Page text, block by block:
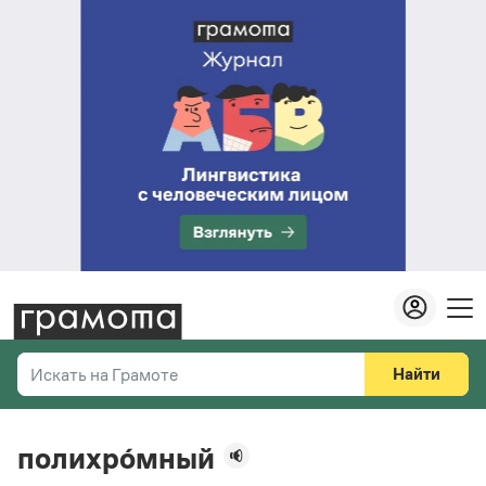
Искать на Грамоте
Справочная служба
Найти
полихро́мный